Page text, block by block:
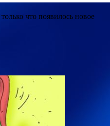
что появилось новое